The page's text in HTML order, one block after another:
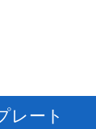
レート